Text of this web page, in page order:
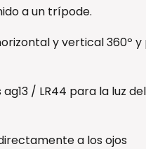
a un trípode.
y vertical 360º
/ LR44 para la luz
a los ojos